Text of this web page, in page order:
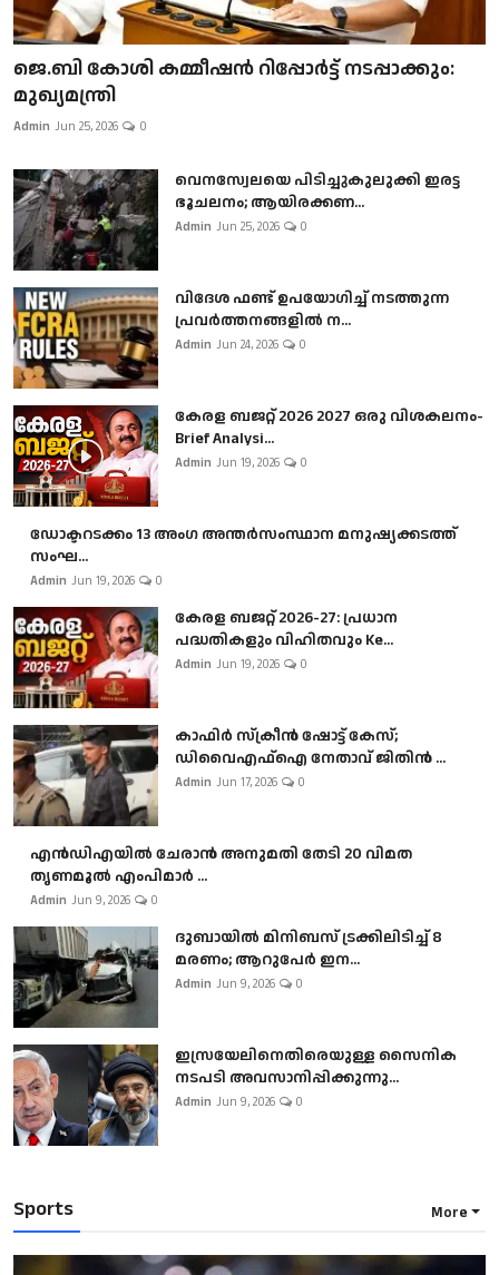
ജെ.ബി കോശി കമ്മീഷൻ റിപ്പോർട്ട് നടപ്പാക്കും:
മുഖ്യമന്ത്രി
Admin Jun 25, 2026 0
വെനസ്വേലയെ പിടിച്ചുകുലുക്കി ഇരട്ട
ഭൂചലനം; ആയിരക്കണ...
Admin Jun 25, 2026 0
വിദേശ ഫണ്ട് ഉപയോഗിച്ച് നടത്തുന്ന
പ്രവർത്തനങ്ങളിൽ ന...
Admin Jun 24, 2026 0
കേരള ബജറ്റ് 2026 2027 ഒരു വിശകലനം-
Brief Analysi...
Admin Jun 19, 2026 0
ഡോക്ടറടക്കം 13 അംഗ അന്തർസംസ്ഥാന മനുഷ്യക്കടത്ത്
സംഘ...
Admin Jun 19, 2026 0
കേരള ബജറ്റ് 2026-27: പ്രധാന
പദ്ധതികളും വിഹിതവും Ke...
Admin Jun 19, 2026 0
കാഫിർ സ്‌ക്രീൻ ഷോട്ട് കേസ്;
ഡിവൈഎഫ്ഐ നേതാവ് ജിതിൻ ...
Admin Jun 17, 2026 0
എൻഡിഎയിൽ ചേരാൻ അനുമതി തേടി 20 വിമത
തൃണമൂൽ എംപിമാർ ...
Admin Jun 9, 2026 0
ദുബായിൽ മിനിബസ്​ ട്രക്കിലിടിച്ച് 8
മരണം; ആറുപേർ ഇന...
Admin Jun 9, 2026 0
ഇസ്രയേലിനെതിരെയുള്ള സൈനിക
നടപടി അവസാനിപ്പിക്കുന്നു...
Admin Jun 9, 2026 0
Sports More